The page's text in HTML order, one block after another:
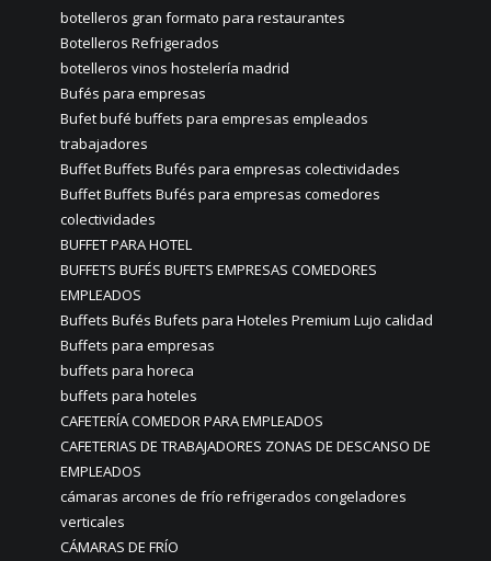
botelleros gran formato para restaurantes
Botelleros Refrigerados
botelleros vinos hostelería madrid
Bufés para empresas
Bufet bufé buffets para empresas empleados
trabajadores
Buffet Buffets Bufés para empresas colectividades
Buffet Buffets Bufés para empresas comedores
colectividades
BUFFET PARA HOTEL
BUFFETS BUFÉS BUFETS EMPRESAS COMEDORES
EMPLEADOS
Buffets Bufés Bufets para Hoteles Premium Lujo calidad
Buffets para empresas
buffets para horeca
buffets para hoteles
CAFETERÍA COMEDOR PARA EMPLEADOS
CAFETERIAS DE TRABAJADORES ZONAS DE DESCANSO DE
EMPLEADOS
cámaras arcones de frío refrigerados congeladores
verticales
CÁMARAS DE FRÍO